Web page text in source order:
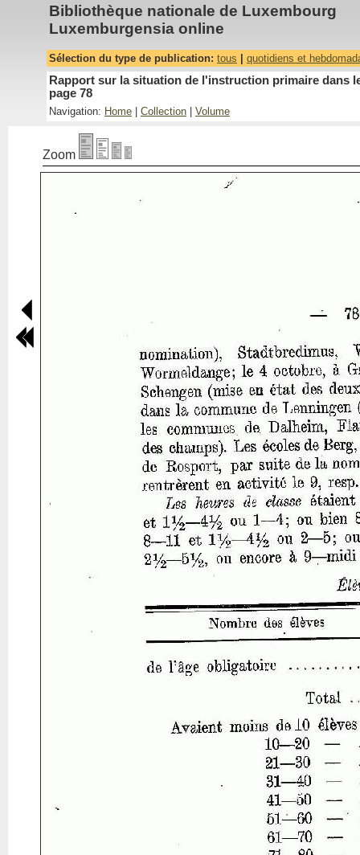
Bibliothèque nationale de Luxembourg
Luxemburgensia online
Sélection du type de publication: tous quotidiens et
Rapport sur la situation de l'instruction primaire dans
page 78
Navigation: Home Collection Volume
Zoom